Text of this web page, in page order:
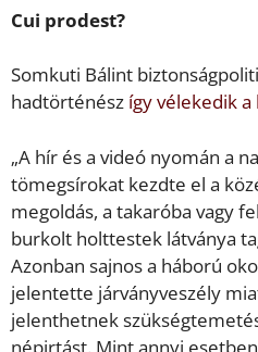
Cui prodest?
Somkuti Bálint
hadtörténész így vélekedik
„A hír és a videó nyomán a
tömegsírokat kezdte el a
megoldás, a takaróba vagy
burkolt holttestek látványa
Azonban sajnos a háború
jelentette járványveszély
jelenthetnek
népirtást. Mint annyi